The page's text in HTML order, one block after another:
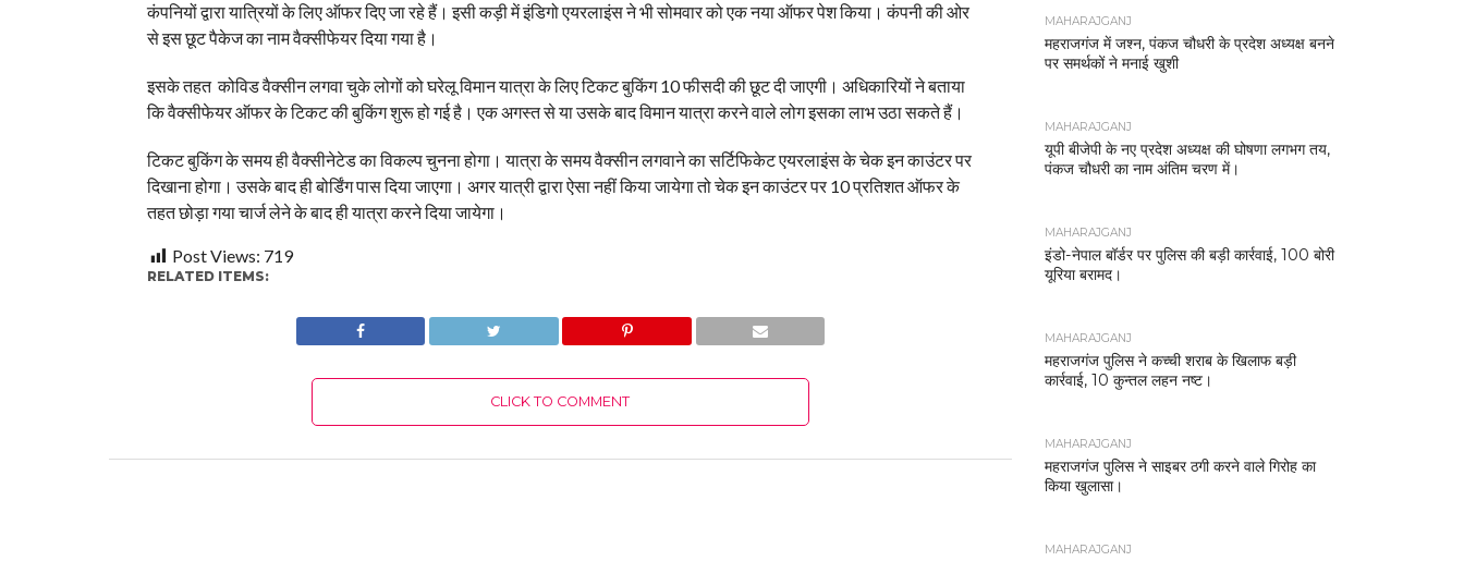
कंपनियों द्वारा यात्रियों के लिए ऑफर दिए जा रहे हैं। इसी कड़ी में इंडिगो एयरलाइंस ने भी सोमवार को एक नया ऑफर पेश किया। कंपनी की ओर
से इस छूट पैकेज का नाम वैक्सीफेयर दिया गया है।
इसके तहत कोविड वैक्सीन लगवा चुके लोगों को घरेलू विमान यात्रा के लिए टिकट बुकिंग 10 फीसदी की छूट दी जाएगी। अधिकारियों ने बताया
कि वैक्सीफेयर ऑफर के टिकट की बुकिंग शुरू हो गई है। एक अगस्त से या उसके बाद विमान यात्रा करने वाले लोग इसका लाभ उठा सकते हैं।
टिकट बुकिंग के समय ही वैक्सीनेटेड का विकल्प चुनना होगा। यात्रा के समय वैक्सीन लगवाने का सर्टिफिकेट एयरलाइंस के चेक इन काउंटर पर
दिखाना होगा। उसके बाद ही बोर्डिंग पास दिया जाएगा। अगर यात्री द्वारा ऐसा नहीं किया जायेगा तो चेक इन काउंटर पर 10 प्रतिशत ऑफर के
तहत छोड़ा गया चार्ज लेने के बाद ही यात्रा करने दिया जायेगा।
Post Views: 719
RELATED ITEMS:
CLICK TO COMMENT
MAHARAJGANJ
महराजगंज में जश्न, पंकज चौधरी के प्रदेश अध्यक्ष बनने
पर समर्थकों ने मनाई खुशी
MAHARAJGANJ
यूपी बीजेपी के नए प्रदेश अध्यक्ष की घोषणा लगभग तय,
पंकज चौधरी का नाम अंतिम चरण में।
MAHARAJGANJ
इंडो-नेपाल बॉर्डर पर पुलिस की बड़ी कार्रवाई, 100 बोरी
यूरिया बरामद।
MAHARAJGANJ
महराजगंज पुलिस ने कच्ची शराब के खिलाफ बड़ी
कार्रवाई, 10 कुन्तल लहन नष्ट।
MAHARAJGANJ
महराजगंज पुलिस ने साइबर ठगी करने वाले गिरोह का
किया खुलासा।
MAHARAJGANJ